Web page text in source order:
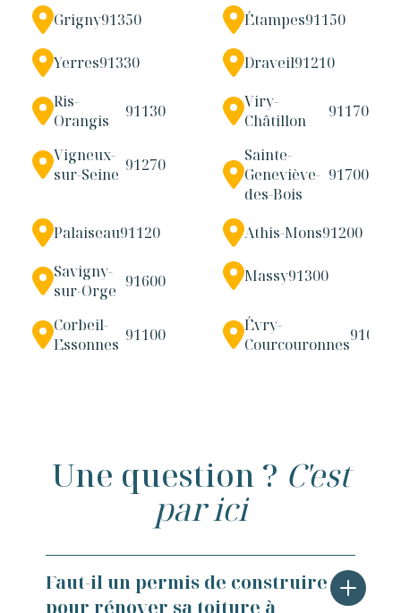
Grigny91350 Étampes91150
Yerres91330 Draveil91210
Ris-
Orangis
91130
Viry-
Châtillon
91170
Vigneux-
sur-Seine 91270
Sainte-
Geneviève-
des-Bois
91700
Palaiseau91120 Athis-Mons91200
Savigny-
sur-Orge 91600 Massy91300
Corbeil-
Essonnes 91100
Évry-
Courcouronnes91000
Une question ? C'est
par ici
Faut-il un permis de construire
pour rénover sa toiture à